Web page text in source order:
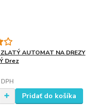
AUTOMAT NA DREZY
Drez
Pridať do košíka